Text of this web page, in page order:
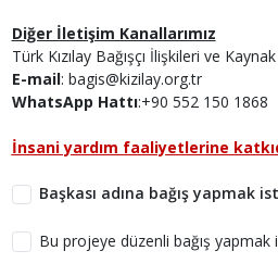
Diğer İletişim Kanallarımız
Türk Kızılay Bağışçı İlişkileri ve
E-mail: bagis@kizilay.org.tr
WhatsApp Hattı:+90 552 150 1868
İnsani yardım faaliyetlerine
Başkası adına bağış yapmak
Bu projeye düzenli bağış yapmak